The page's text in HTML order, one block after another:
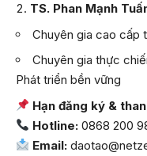
TS. Phan Mạnh
Chuyên gia cao cấp
Chuyên gia thực
Phát triển bền vững
Hạn đăng ký &
Hotline: 0868 200
Email: